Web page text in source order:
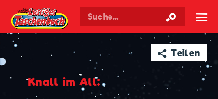
Walt Disneys Taschenbuch ☰
Knall im All:
➦ Teilen